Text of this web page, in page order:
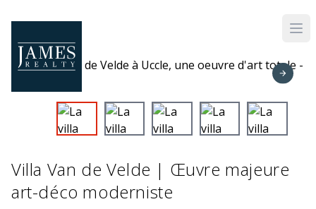
Villa Van de Velde | Œuvre majeure
art-déco moderniste